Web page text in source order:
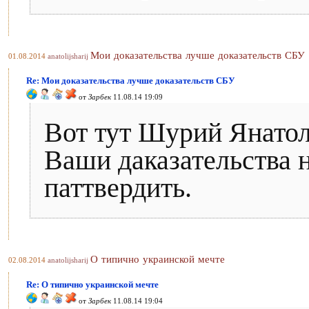
01.08.2014 anatolijsharij Мои доказательства лучше доказательств СБУ
Re: Мои доказательства лучше доказательств СБУ
от Зарбек 11.08.14 19:09
Вот тут Шурий
Ваши
паттвердить.
02.08.2014 anatolijsharij О типично украинской мечте
Re: О типично украинской мечте
от Зарбек 11.08.14 19:04